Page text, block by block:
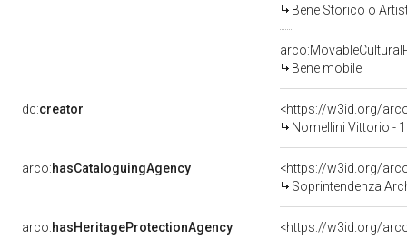
Bene Storico o
Bene mobile
dc:creator
<https://w3id.org/
Nomellini Vittorio -
arco:hasCataloguingAgency
<https://w3id.org/
Soprintendenza
arco:hasHeritageProtectionAgency
<https://w3id.org/